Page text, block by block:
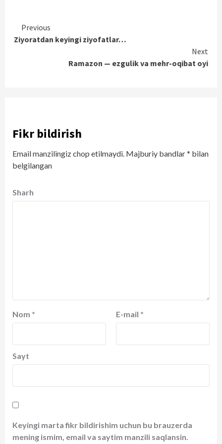
Continue
Reading
Previous
Ziyoratdan keyingi ziyofatlar…
Next
Ramazon — ezgulik va mehr-oqibat oyi
Fikr bildirish
Email manzilingiz chop etilmaydi. Majburiy bandlar* bilan
belgilangan
Sharh
Nom * E-mail *
Sayt
Keyingi marta fikr bildirishim uchun bu brauzerda
mening ismim, email va saytim manzili saqlansin.